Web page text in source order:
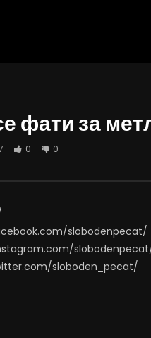
19:50
фати за
0 0
slobodenpecat/
sloboden_pecat/